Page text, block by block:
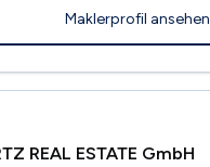
Maklerprofil ansehen
REAL ESTATE GmbH